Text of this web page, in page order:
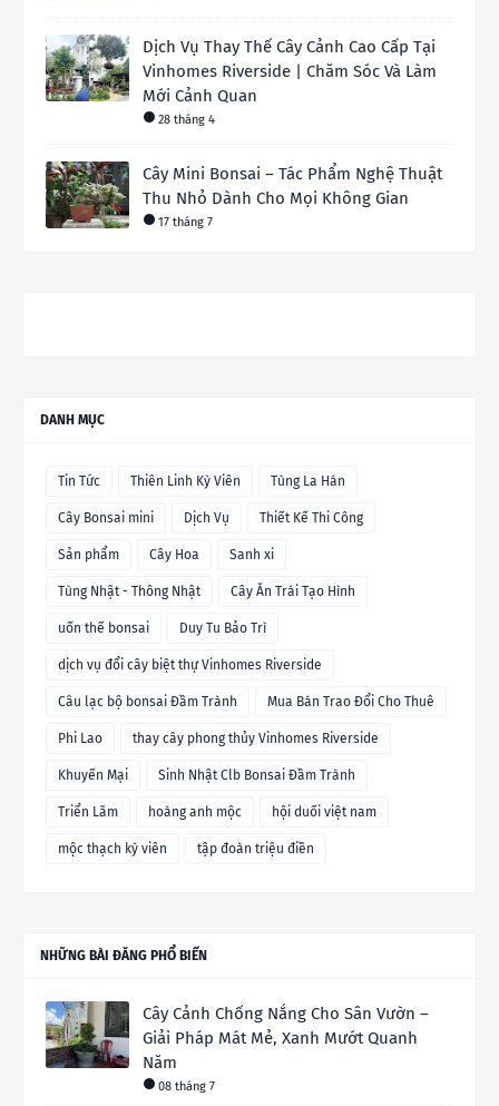
Dịch Vụ Thay Thế Cây Cảnh Cao Cấp Tại
Vinhomes Riverside | Chăm Sóc Và Làm
Mới Cảnh Quan
28 tháng 4
Cây Mini Bonsai – Tác Phẩm Nghệ Thuật
Thu Nhỏ Dành Cho Mọi Không Gian
17 tháng 7
DANH MỤC
Tin Tức Thiên Linh Kỳ Viên Tùng La Hán
Cây Bonsai mini Dịch Vụ Thiết Kế Thi Công
Sản phẩm Cây Hoa Sanh xi
Tùng Nhật - Thông Nhật Cây Ăn Trái Tạo Hình
uốn thế bonsai Duy Tu Bảo Trì
dịch vụ đổi cây biệt thự Vinhomes Riverside
Câu lạc bộ bonsai Đầm Trành Mua Bán Trao Đổi Cho Thuê
Phi Lao thay cây phong thủy Vinhomes Riverside
Khuyến Mại Sinh Nhật Clb Bonsai Đầm Trành
Triển Lãm hoàng anh mộc hội duối việt nam
mộc thạch kỳ viên tập đoàn triệu điền
NHỮNG BÀI ĐĂNG PHỔ BIẾN
Cây Cảnh Chống Nắng Cho Sân Vườn –
Giải Pháp Mát Mẻ, Xanh Mướt Quanh
Năm
08 tháng 7